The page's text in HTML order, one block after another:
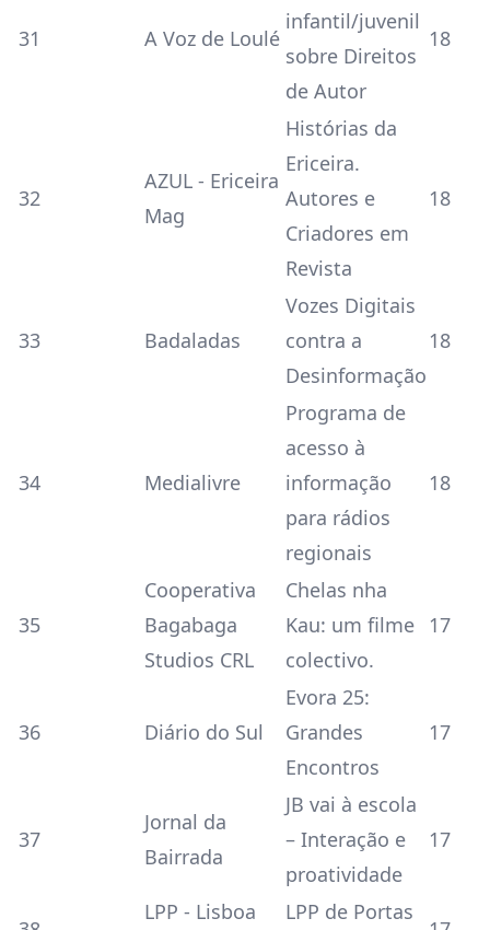
31 A Voz de Loulé
infantil/juvenil
sobre Direitos
de Autor
18
32
AZUL - Ericeira
Mag
Histórias da
Ericeira.
Autores e
Criadores em
Revista
18
33 Badaladas
Vozes Digitais
contra a
Desinformação
18
34 Medialivre
Programa de
acesso à
informação
para rádios
regionais
18
35
Cooperativa
Bagabaga
Studios CRL
Chelas nha
Kau: um filme
colectivo.
17
36 Diário do Sul
Evora 25:
Grandes
Encontros
17
37
Jornal da
Bairrada
JB vai à escola
– Interação e
proatividade
17
LPP - Lisboa
LPP de Portas